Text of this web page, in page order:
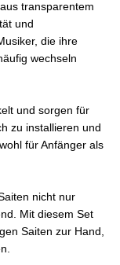
transparentem
und
die ihre
wechseln
und sorgen für
zu installieren und
für Anfänger als
nicht nur
Mit diesem Set
Saiten zur Hand,